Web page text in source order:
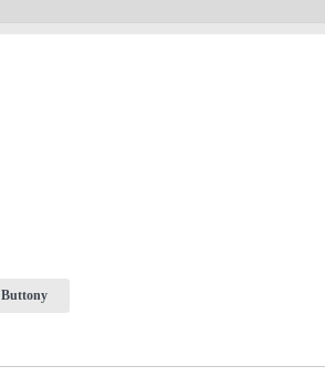
Buttony